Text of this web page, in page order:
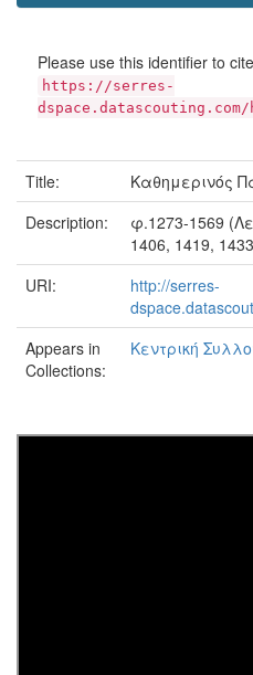
Please use this identifier to
https://serres-
dspace.datascouting.com/
Title:
Καθημερινός
Description:
φ.1273-1569
1406, 1419,
URI:
http://serres-
Appears in
Collections:
Κεντρική